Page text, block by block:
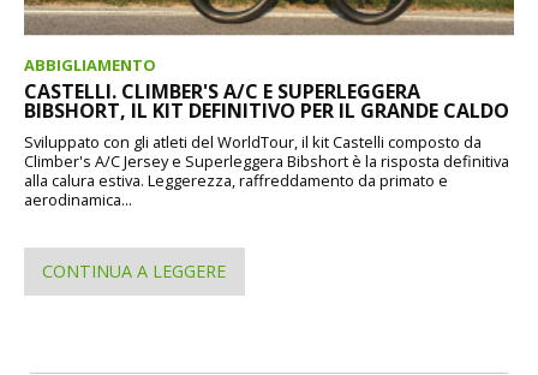
ABBIGLIAMENTO
CASTELLI. CLIMBER'S A/C E SUPERLEGGERA
BIBSHORT, IL KIT DEFINITIVO PER IL GRANDE CALDO
Sviluppato con gli atleti del WorldTour, il kit Castelli composto da
Climber's A/C Jersey e Superleggera Bibshort è la risposta definitiva
alla calura estiva. Leggerezza, raffreddamento da primato e
aerodinamica...
CONTINUA A LEGGERE